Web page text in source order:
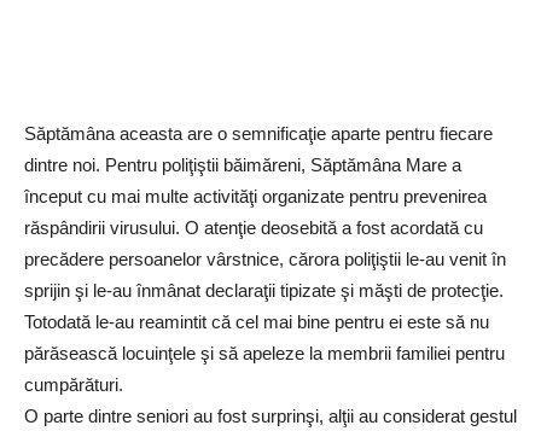
Săptămâna aceasta are o semnificaţie aparte pentru fiecare
dintre noi. Pentru poliţiştii băimăreni, Săptămâna Mare a
început cu mai multe activităţi organizate pentru prevenirea
răspândirii virusului. O atenţie deosebită a fost acordată cu
precădere persoanelor vârstnice, cărora poliţiştii le-au venit în
sprijin şi le-au înmânat declaraţii tipizate şi măşti de protecţie.
Totodată le-au reamintit că cel mai bine pentru ei este să nu
părăsească locuinţele şi să apeleze la membrii familiei pentru
cumpărături.
O parte dintre seniori au fost surprinşi, alţii au considerat gestul